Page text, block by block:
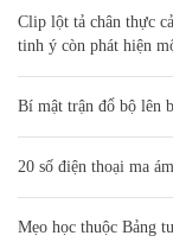
Clip lột tả chân thực
tinh ý còn phát hiện
Bí mật trận đổ bộ lên
20 số điện thoại ma
Mẹo học thuộc Bảng